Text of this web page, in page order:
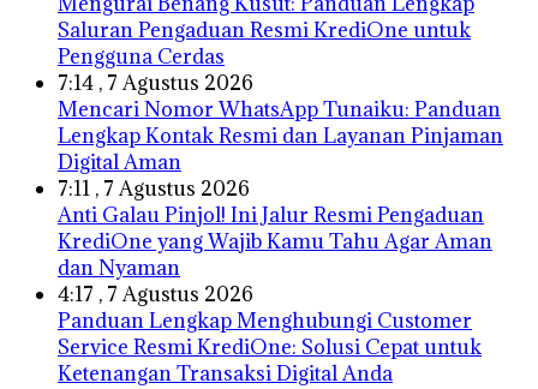
Saluran Pengaduan Resmi KrediOne untuk
Pengguna Cerdas
7:14 , 7 Agustus 2026
Mencari Nomor WhatsApp Tunaiku: Panduan
Lengkap Kontak Resmi dan Layanan Pinjaman
Digital Aman
7:11 , 7 Agustus 2026
Anti Galau Pinjol! Ini Jalur Resmi Pengaduan
KrediOne yang Wajib Kamu Tahu Agar Aman
dan Nyaman
4:17 , 7 Agustus 2026
Panduan Lengkap Menghubungi Customer
Service Resmi KrediOne: Solusi Cepat untuk
Ketenangan Transaksi Digital Anda